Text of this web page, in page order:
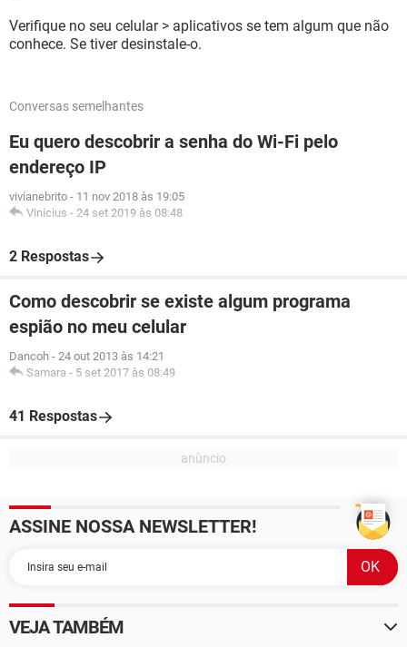
Verifique no seu celular > aplicativos se tem algum que não
conhece. Se tiver desinstale-o.
Conversas semelhantes
Eu quero descobrir a senha do Wi-Fi pelo
endereço IP
vivianebrito - 11 nov 2018 às 19:05
Vinicius - 24 set 2019 às 08:48
2 Respostas
Como descobrir se existe algum programa
espião no meu celular
Dancoh - 24 out 2013 às 14:21
Samara - 5 set 2017 às 08:49
41 Respostas
ASSINE NOSSA NEWSLETTER!
VEJA TAMBÉM